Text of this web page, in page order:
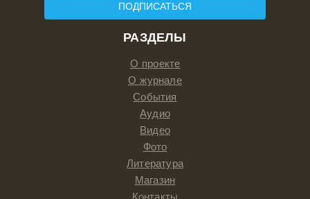
РАЗДЕЛЫ
О проекте
О журнале
События
Аудио
Видео
Фото
Литература
Магазин
ПОДПИСАТЬСЯ